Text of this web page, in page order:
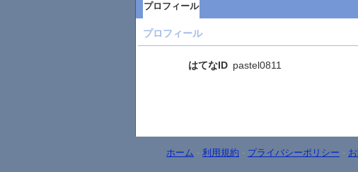
プロフィール
プロフィール
はてなID pastel0811
ホーム - 利用規約 - プライバシーポリシー -